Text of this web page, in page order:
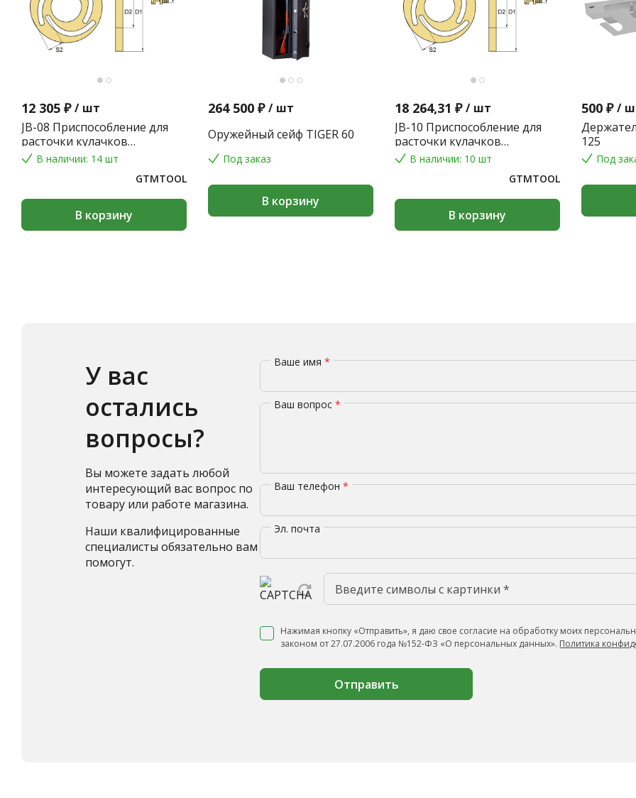
12 305 ₽ / шт
JB-08 Приспособление для
расточки кулачков
токарного патрона
В наличии: 14 шт
GTMTOOL
В корзину
264 500 ₽ / шт
Оружейный сейф TIGER 60
Под заказ
В корзину
18 264,31 ₽ / шт
JB-10 Приспособление для
расточки кулачков
токарного патрона
В наличии: 10 шт
GTMTOOL
В корзину
500 ₽ /
125
Под
У вас
остались
вопросы?
Вы можете задать любой
интересующий вас вопрос по
товару или работе магазина.
Наши квалифицированные
специалисты обязательно вам
помогут.
Ваше имя*
Ваш вопрос*
Ваш телефон*
Эл. почта
Нажимая кнопку «Отправить», я даю свое согласие на обработку моих
законом от 27.07.2006 года №152-ФЗ «О персональных данных». Политика
Отправить